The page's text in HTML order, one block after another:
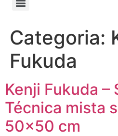
Categoria:
Fukuda
Kenji Fukuda –
Técnica mista
50×50 cm